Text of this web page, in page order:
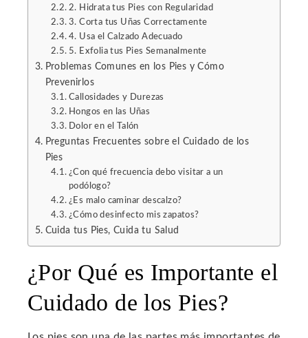
2. Hidrata tus Pies con Regularidad
3. Corta tus Uñas Correctamente
4. Usa el Calzado Adecuado
5. Exfolia tus Pies Semanalmente
Problemas Comunes en los Pies y Cómo
Prevenirlos
Callosidades y Durezas
Hongos en las Uñas
Dolor en el Talón
Preguntas Frecuentes sobre el Cuidado de los
Pies
¿Con qué frecuencia debo visitar a un
podólogo?
¿Es malo caminar descalzo?
¿Cómo desinfecto mis zapatos?
Cuida tus Pies, Cuida tu Salud
¿Por Qué es Importante el
Cuidado de los Pies?